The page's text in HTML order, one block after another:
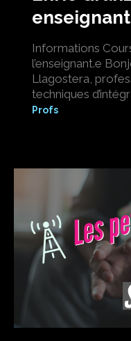
enseignant
Informations
l’enseignant.e
Llagostera,
techniques
Profs